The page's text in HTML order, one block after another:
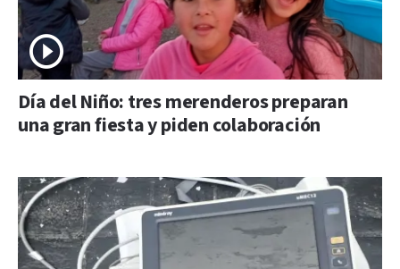
Día del Niño: tres merenderos preparan
una gran fiesta y piden colaboración